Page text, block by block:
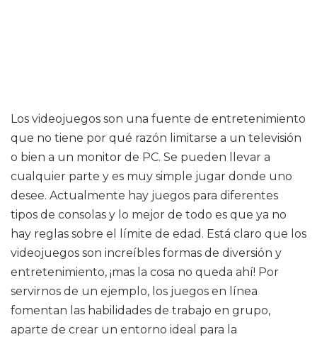
Los videojuegos son una fuente de entretenimiento
que no tiene por qué razón limitarse a un televisión
o bien a un monitor de PC. Se pueden llevar a
cualquier parte y es muy simple jugar donde uno
desee. Actualmente hay juegos para diferentes
tipos de consolas y lo mejor de todo es que ya no
hay reglas sobre el límite de edad. Está claro que los
videojuegos son increíbles formas de diversión y
entretenimiento, ¡mas la cosa no queda ahí! Por
servirnos de un ejemplo, los juegos en línea
fomentan las habilidades de trabajo en grupo,
aparte de crear un entorno ideal para la